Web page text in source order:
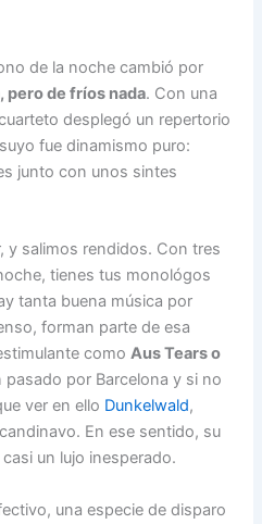
de la noche cambió por
pero de fríos nada. Con una
desplegó un repertorio
fue dinamismo puro:
junto con unos sintes
y salimos rendidos. Con tres
tienes tus monológos
tanta buena música por
forman parte de esa
comoAus Tears o
por Barcelona y si no
ver en ello Dunkelwald,
En ese sentido, su
un lujo inesperado.
una especie de disparo